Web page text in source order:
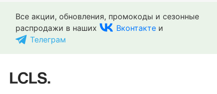
Все акции, обновления, промокоды и сезонные
распродажи в наших
Вконтакте и
Телеграм